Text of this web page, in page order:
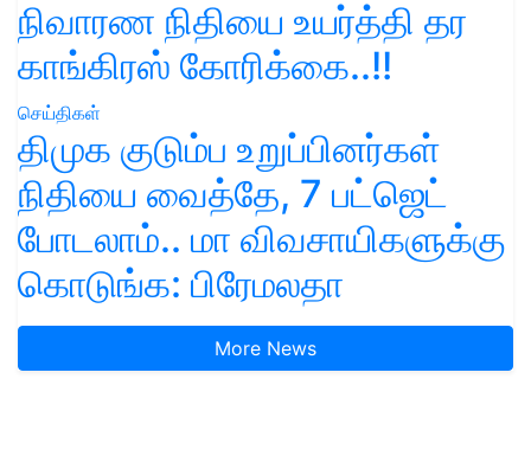
நிவாரண நிதியை உயர்த்தி தர
காங்கிரஸ் கோரிக்கை..!!
செய்திகள்
திமுக குடும்ப உறுப்பினர்கள்
நிதியை வைத்தே, 7 பட்ஜெட்
போடலாம்.. மா விவசாயிகளுக்கு
கொடுங்க: பிரேமலதா
More News